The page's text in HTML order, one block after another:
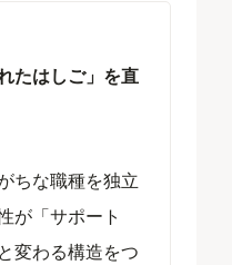
たはしご」を直
ちな職種を独立
が「サポート
変わる構造をつ